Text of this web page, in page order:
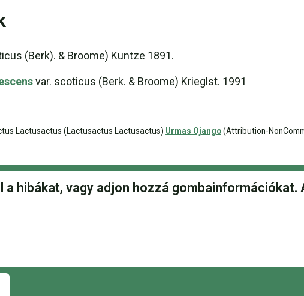
(Berk). & Broome) Kuntze 1891.
var. scoticus (Berk. & Broome) Krieglst. 1991
Lactusactus (Lactusactus Lactusactus) Urmas Ojango(Attribution-